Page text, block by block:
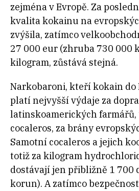
zejména v Evropě. Za
kvalita kokainu na
zvýšila, zatímco
27 000 eur (zhruba 730 000
kilogram, zůstává stejná.
Narkobaroni, kteří kokain do
platí nejvyšší výdaje za
latinskoamerických farmářů,
cocaleros, za brány
Samotní cocaleros a jejich
totiž za kilogram
dostávají jen přibližně 1 700
korun). A zatímco